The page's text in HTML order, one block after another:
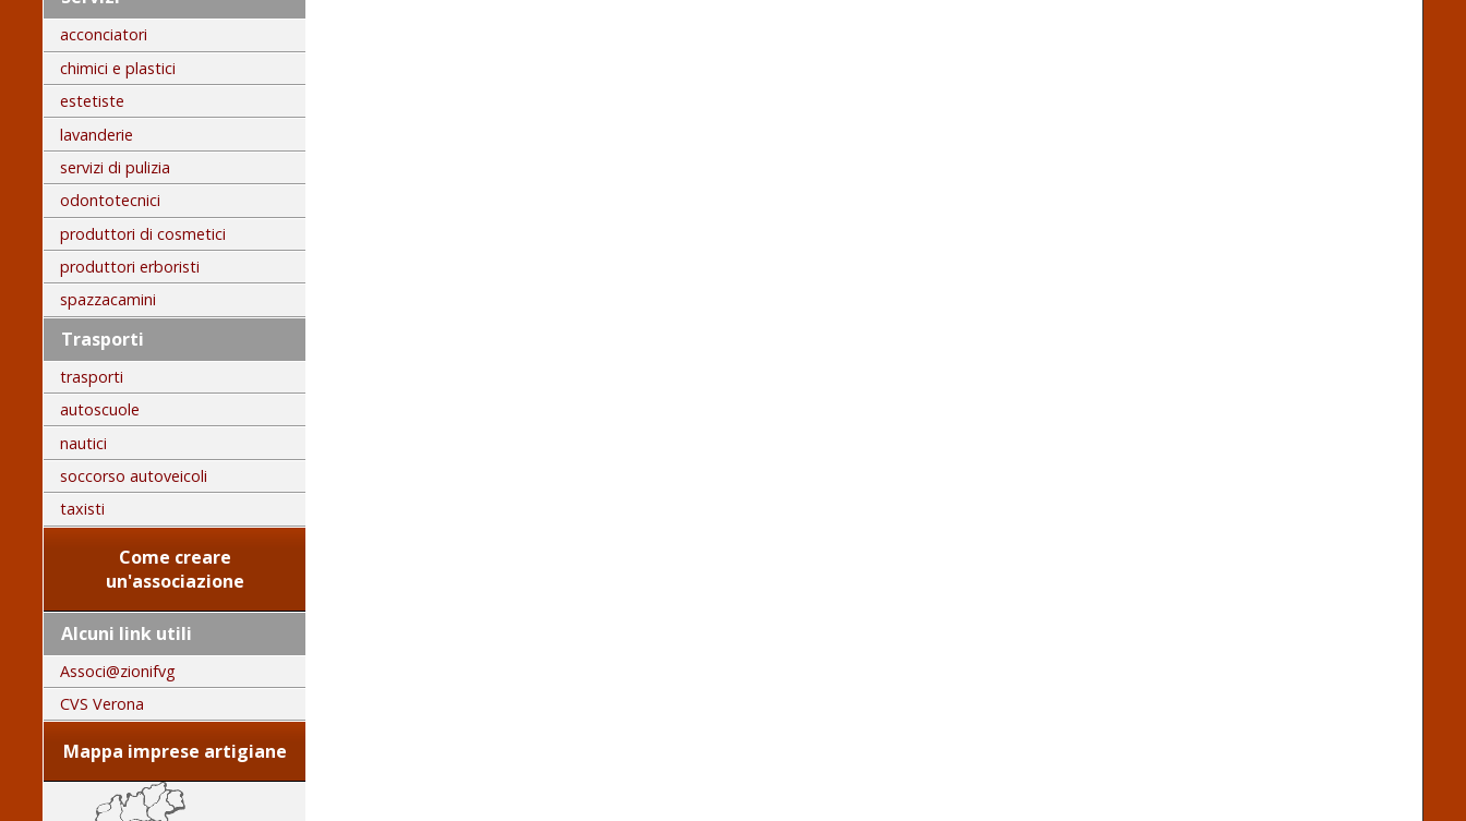
acconciatori
chimici e plastici
estetiste
lavanderie
servizi di pulizia
odontotecnici
produttori di cosmetici
produttori erboristi
spazzacamini
Trasporti
trasporti
autoscuole
nautici
soccorso autoveicoli
taxisti
Come creare
un'associazione
Alcuni link utili
Associ@zionifvg
CVS Verona
Mappa imprese artigiane